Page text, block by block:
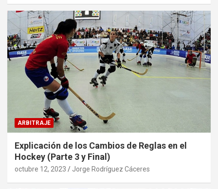
ARBITRAJE
Explicación de los Cambios de Reglas en el
Hockey (Parte 3 y Final)
octubre 12, 2023 Jorge Rodríguez Cáceres